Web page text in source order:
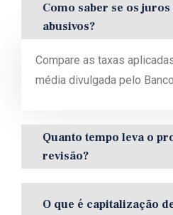
Como saber se os juros
abusivos?
Compare as taxas
média divulgada pelo
Quanto tempo leva o
revisão?
O que é capitalização